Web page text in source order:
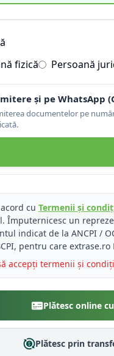
fizică
Persoană
și pe WhatsApp
documentelor pe
cu Termenii și
Împuternicesc un
indicat de la ANCPI /
pentru care
accepți termenii și
Plătesc online
Plătesc prin